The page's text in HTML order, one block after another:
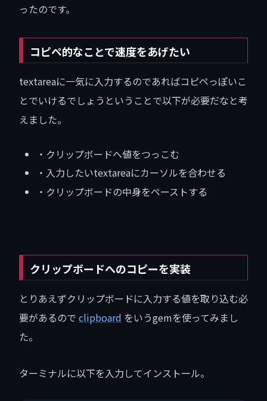
ったのです。
コピペ的なことで速度をあげたい
textareaに一気に入力するのであればコピペっぽいこ
とでいけるでしょうということで以下が必要だなと考
えました。
・クリップボードへ値をつっこむ
・入力したいtextareaにカーソルを合わせる
・クリップボードの中身をペーストする
クリップボードへのコピーを実装
とりあえずクリップボードに入力する値を取り込む必
要があるので clipboard をいうgemを使ってみまし
た。
ターミナルに以下を入力してインストール。